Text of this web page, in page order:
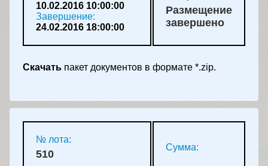
10.02.2016 10:00:00
Завершение:
24.02.2016 18:00:00
Размещение
завершено
Скачать пакет документов в формате *.zip.
№ лота:
510
Сумма: